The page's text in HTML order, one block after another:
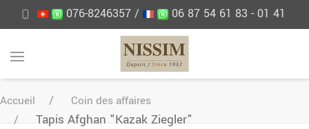
076-8246357 /
06 87 54 61 83 - 01 41
Accueil Coin des affaires
Tapis Afghan "Kazak Ziegler"